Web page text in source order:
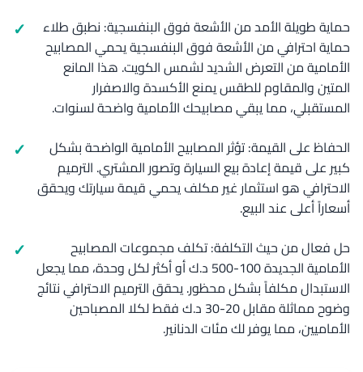
حماية طويلة الأمد من الأشعة فوق البنفسجية: نطبق طلاء
حماية احترافي من الأشعة فوق البنفسجية يحمي المصابيح
الأمامية من التعرض الشديد لشمس الكويت. هذا المانع
المتين والمقاوم للطقس يمنع الأكسدة والاصفرار
المستقبلي، مما يبقي مصابيحك الأمامية واضحة لسنوات.
الحفاظ على القيمة: تؤثر المصابيح الأمامية الواضحة بشكل
كبير على قيمة إعادة بيع السيارة وتصور المشتري. الترميم
الاحترافي هو استثمار غير مكلف يحمي قيمة سيارتك ويحقق
أسعاراً أعلى عند البيع.
حل فعال من حيث التكلفة: تكلف مجموعات المصابيح
الأمامية الجديدة 100-500 د.ك أو أكثر لكل وحدة، مما يجعل
الاستبدال مكلفاً بشكل محظور. يحقق الترميم الاحترافي نتائج
وضوح مماثلة مقابل 20-30 د.ك فقط لكلا المصباحين
الأماميين، مما يوفر لك مئات الدنانير.